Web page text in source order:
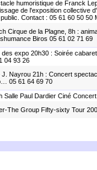
humoristique de Franck
de l'exposition collective
Contact : 05 61 60 50 50
Cirque de la Plagne, 8h :
Biros 05 61 02 71 69
des expo 20h30 : Soirée
04 93 26
J. Nayrou 21h : Concert
05 61 64 69 70
Salle Paul Dardier Ciné
The Group Fifty-sixty Tour